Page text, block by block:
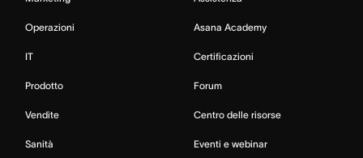
Operazioni
IT
Prodotto
Vendite
Sanità
Asana Academy
Certificazioni
Forum
Centro delle risorse
Eventi e webinar